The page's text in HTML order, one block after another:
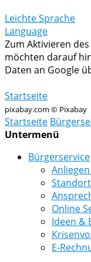
Leichte Sprache
Language
Zum Aktivieren
möchten darauf
Daten an Google
Startseite
pixabay.com © Pixabay
Startseite
Untermenü
Bürgerservice
Anliegen
Online
Ideen &
E-